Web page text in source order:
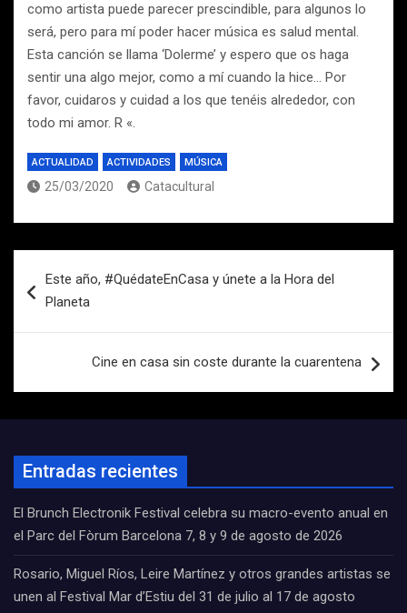
como artista puede parecer prescindible, para algunos lo
será, pero para mí poder hacer música es salud mental.
Esta canción se llama ‘Dolerme’ y espero que os haga
sentir una algo mejor, como a mí cuando la hice… Por
favor, cuidaros y cuidad a los que tenéis alrededor, con
todo mi amor. R «.
ACTUALIDAD ACTIVIDADES MÚSICA
25/03/2020 Catacultural
de
Este año, #QuédateEnCasa y únete a la Hora del
Planeta
Cine en casa sin coste durante la cuarentena
Entradas recientes
El Brunch Electronik Festival celebra su macro-evento anual en
el Parc del Fòrum Barcelona 7, 8 y 9 de agosto de 2026
Rosario, Miguel Ríos, Leire Martínez y otros grandes artistas se
unen al Festival Mar d’Estiu del 31 de julio al 17 de agosto